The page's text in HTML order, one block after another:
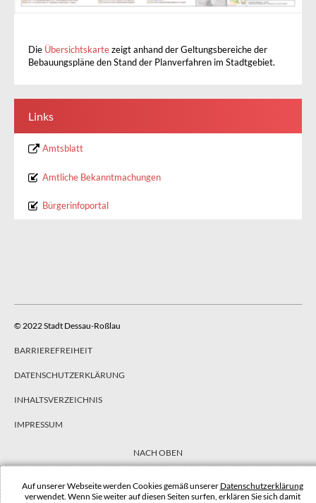
Auf unserer Webseite werden Cookies gemäß unserer Datenschutzerklärung
verwendet. Wenn Sie weiter auf diesen Seiten surfen, erklären Sie sich damit
Die Übersichtskarte zeigt anhand der Geltungsbereiche der
Bebauungspläne den Stand der Planverfahren im Stadtgebiet.
Links
Amtsblatt
Amtliche Bekanntmachungen
Bürgerinfoportal
© 2022 Stadt Dessau-Roßlau
BARRIEREFREIHEIT
DATENSCHUTZERKLÄRUNG
INHALTSVERZEICHNIS
IMPRESSUM
NACH OBEN